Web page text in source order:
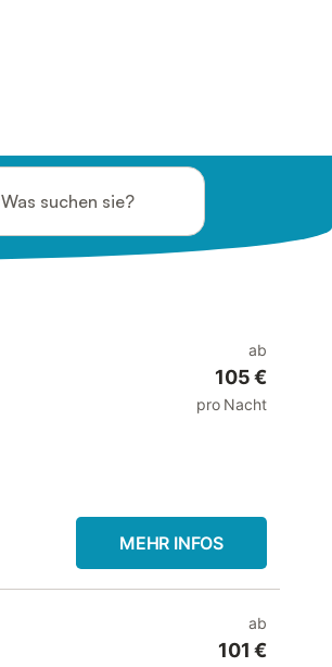
Was suchen sie?
ab
105 €
pro Nacht
MEHR INFOS
ab
101 €